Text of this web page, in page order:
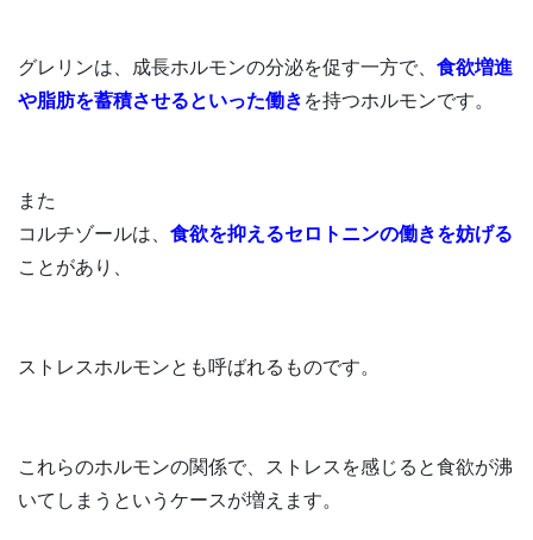
グレリンは、成長ホルモンの分泌を促す一方で、 食欲増進
や脂肪を蓄積させるといった働き を持つホルモンです。
また
コルチゾールは、 食欲を抑えるセロトニンの働きを妨げる
ことがあり、
ストレスホルモンとも呼ばれるものです。
これらのホルモンの関係で、ストレスを感じると食欲が沸
いてしまうというケースが増えます。